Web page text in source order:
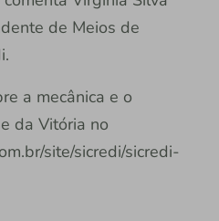
de Meios de
a mecânica e o
da Vitória no
site/sicredi/sicredi-